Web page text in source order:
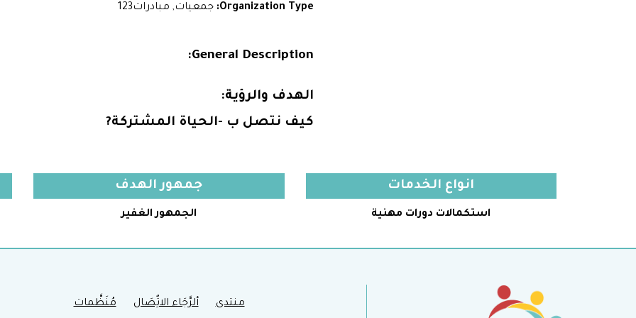
Organization Type: جمعيات, مبادرات123
General Description:
الهدف والرؤية:
كيف نتصل ب -الحياة المشتركة?
انواع الخدمات
استكمالات دورات مهنية
جمهور الهدف
الجمهور الغفير
منتدى ألرَّجَاء الاتٌِصَال مُنَظَّمات